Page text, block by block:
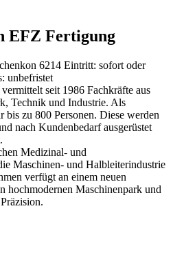
EFZ Fertigung
6214 Eintritt: sofort oder
unbefristet
seit 1986 Fachkräfte aus
Technik und Industrie. Als
bis zu 800 Personen. Diese werden
nach Kundenbedarf ausgerüstet
Medizinal- und
Maschinen- und Halbleiterindustrie
verfügt an einem neuen
hochmodernen Maschinenpark und